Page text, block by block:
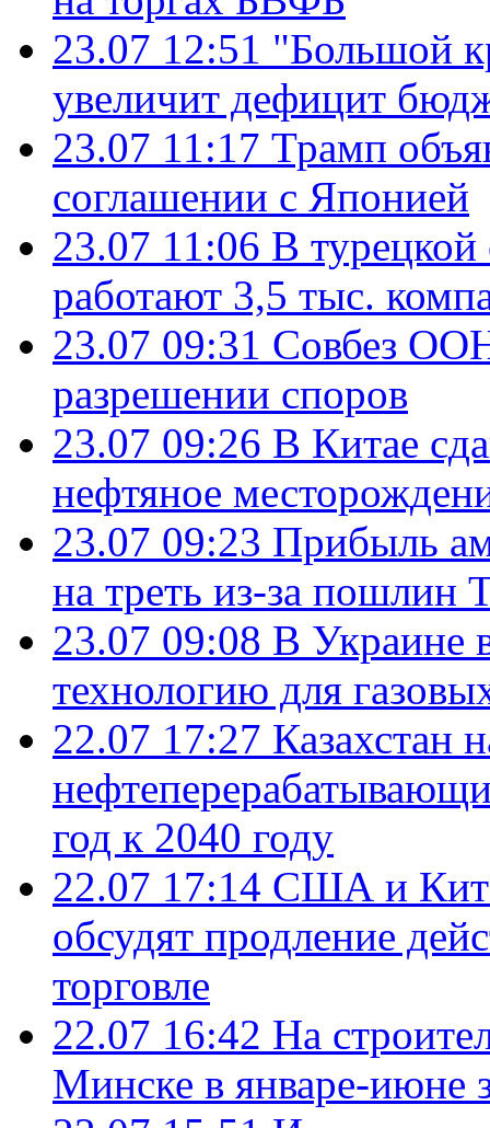
23.07 12:51 "Большой
увеличит дефицит
23.07 11:17 Трамп
соглашении с Японией
23.07 11:06 В
работают 3,5 тыс.
23.07 09:31 Совбез
разрешении споров
23.07 09:26 В Китае
нефтяное
23.07 09:23 Прибыль
на треть из-за пошлин
23.07 09:08 В Украине
технологию для
22.07 17:27 Казахстан
год к 2040 году
22.07 17:14 США и
обсудят продление
торговле
22.07 16:42 На
Минске в январе-июне